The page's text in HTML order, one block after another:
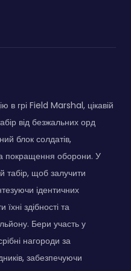
в грі Field Marshal, цікавій
від безжальних орд
блок солдатів,
покращення оборони. У
табір, щоб залучити
ідентичних
здібності та
Бери участь у
нагороди за
забезпечуючи